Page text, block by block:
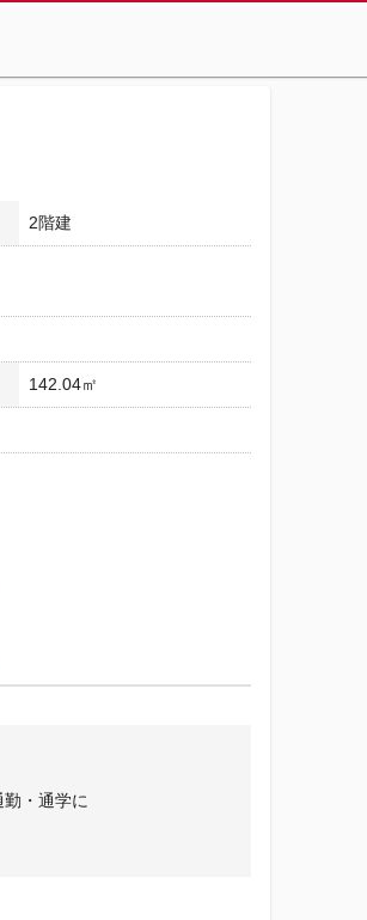
2階建
142.04㎡
・通学に